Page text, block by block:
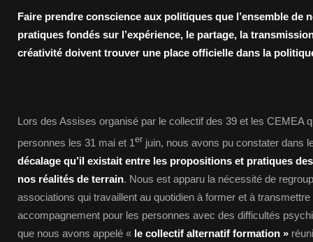
Faire prendre conscience aux politiques que l’ensemble de
pratiques fondés sur l’expérience, le partage, la
créativité doivent trouver une place officielle dans la
Lors des Assises organisé par le collectif des 39 et les CEMEA
personnes les 31 mai et 1er juin, nous avons pu constater dans
décalage qu’il existait entre les propositions et pratiques
nos réalités de terrain. Nous est apparu la nécessité de
associations qui travaillent au quotidien à former et à
accompagnement pour les personnes avec des difficultés
que nous avons appelé « le collectif alternatif formation »